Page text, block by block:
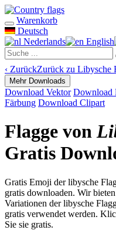
Warenkorb
Deutsch
Nederlands
English
‹ ZurückZurück zu Libysche
Mehr Downloads
Download Vektor Download
Färbung Download Clipart
Flagge von
Gratis
Gratis Emoji der libysche
gratis downloaden. Wir
Variationen der libysche
gratis verwendet werden.
Sie sie gratis.